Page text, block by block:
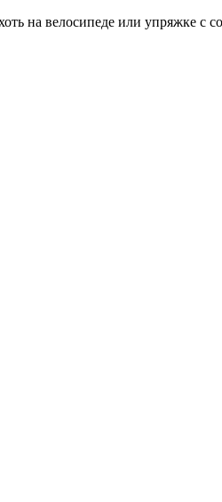
на велосипеде или упряжке с